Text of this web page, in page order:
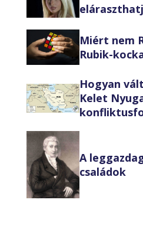
Miért nem
Rubik-
Hogyan
Kelet
A
családok